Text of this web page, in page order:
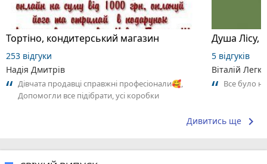
Тортіно, кондитерський магазин
253 відгуки
Надія Дмитрів
Дівчата продавці справжні професіонали🥰,
Допомогли все підібрати, усі коробки
Душа Лісу,
5 відгуків
Віталій
Все було
Дивитись ще keyboard_arrow_right